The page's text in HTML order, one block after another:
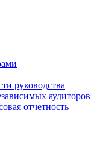
руководства
аудиторов
отчетность